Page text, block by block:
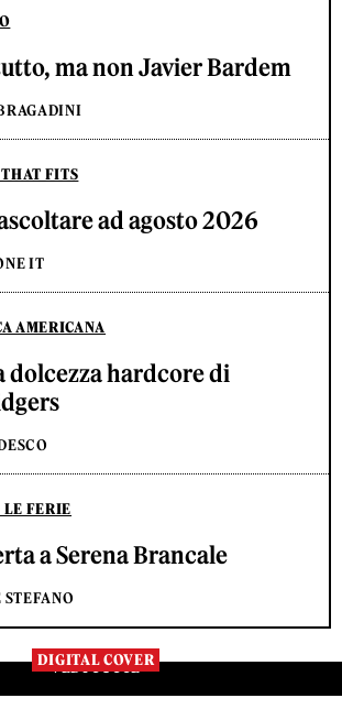
ma non Javier Bardem
FITS
ad agosto 2026
IT
AMERICANA
dolcezza hardcore di
FERIE
a Serena Brancale
DIGITAL COVER
VEDI TUTTE